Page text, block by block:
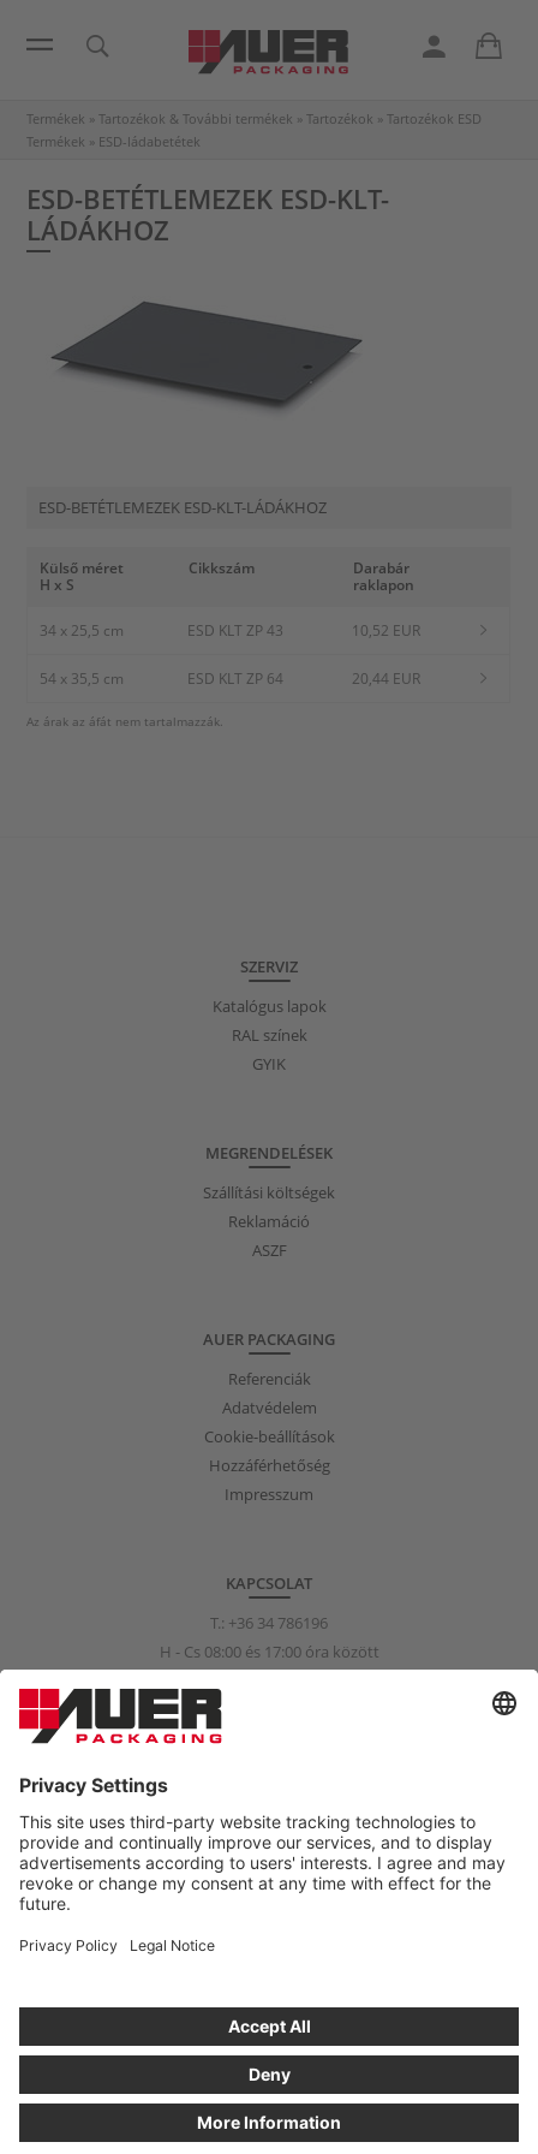
Termékek » Tartozékok & További termékek » Tartozékok » Tartozékok ESD
Termékek » ESD-ládabetétek
ESD-BETÉTLEMEZEK ESD-KLT-
LÁDÁKHOZ
ESD-BETÉTLEMEZEK ESD-KLT-LÁDÁKHOZ
Külső méret
H x S
Cikkszám
Darabár
raklapon
34 x 25,5 cm ESD KLT ZP 43 10,52 EUR
54 x 35,5 cm ESD KLT ZP 64 20,44 EUR
Az árak az áfát nem tartalmazzák.
SZERVIZ
Katalógus lapok
RAL színek
GYIK
MEGRENDELÉSEK
Szállítási költségek
Reklamáció
ASZF
AUER PACKAGING
Referenciák
Adatvédelem
Cookie-beállítások
Hozzáférhetőség
Impresszum
KAPCSOLAT
T.: +36 34 786196
H - Cs 08:00 és 17:00 óra között
info@auer-packaging.hu
Ön jelenleg üzleti ügyfélként vásárol. A magánügyfelek
webshopjában az összes ár áfával együtt értendő, és érvényes a
törvény szerinti 14 napos elállási jog.
MEGRENDELÉS MAGÁNÜGYFÉLKÉNT